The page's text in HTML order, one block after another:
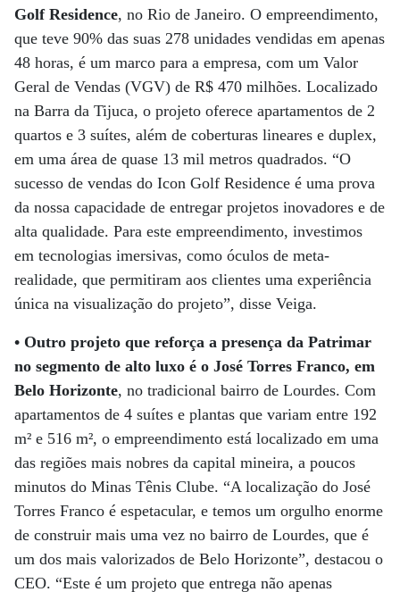
Golf Residence, no Rio de Janeiro. O empreendimento,
que teve 90% das suas 278 unidades vendidas em apenas
48 horas, é um marco para a empresa, com um Valor
Geral de Vendas (VGV) de R$ 470 milhões. Localizado
na Barra da Tijuca, o projeto oferece apartamentos de 2
quartos e 3 suítes, além de coberturas lineares e duplex,
em uma área de quase 13 mil metros quadrados. “O
sucesso de vendas do Icon Golf Residence é uma prova
da nossa capacidade de entregar projetos inovadores e de
alta qualidade. Para este empreendimento, investimos
em tecnologias imersivas, como óculos de meta-
realidade, que permitiram aos clientes uma experiência
única na visualização do projeto”, disse Veiga.
• Outro projeto que reforça a presença da Patrimar
no segmento de alto luxo é o José Torres Franco, em
Belo Horizonte, no tradicional bairro de Lourdes. Com
apartamentos de 4 suítes e plantas que variam entre 192
m² e 516 m², o empreendimento está localizado em uma
das regiões mais nobres da capital mineira, a poucos
minutos do Minas Tênis Clube. “A localização do José
Torres Franco é espetacular, e temos um orgulho enorme
de construir mais uma vez no bairro de Lourdes, que é
um dos mais valorizados de Belo Horizonte”, destacou o
CEO. “Este é um projeto que entrega não apenas